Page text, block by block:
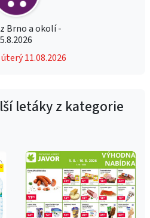
Brno a okolí -
5.8.2026
11.08.2026
letáky z kategorie